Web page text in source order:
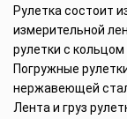
Рулетка состоит
измерительной
рулетки с
Погружные
нержавеющей
Лента и груз